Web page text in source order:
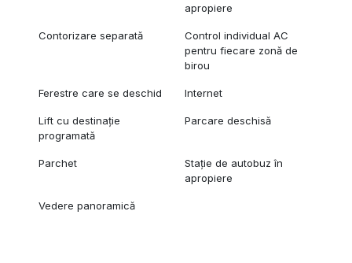
apropiere
Contorizare separată
Control individual AC
pentru fiecare zonă de
birou
Ferestre care se deschid Internet
Lift cu destinație
programată
Parcare deschisă
Parchet
Stație de autobuz în
apropiere
Vedere panoramică